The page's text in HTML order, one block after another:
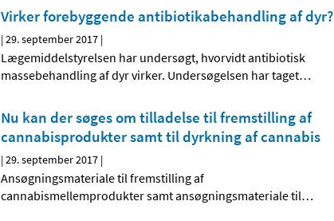
Virker forebyggende antibiotikabehandling af dyr?
|29. september 2017 |
Lægemiddelstyrelsen har undersøgt, hvorvidt antibiotisk
massebehandling af dyr virker. Undersøgelsen har taget…
Nu kan der søges om tilladelse til fremstilling af
cannabisprodukter samt til dyrkning af cannabis
|29. september 2017 |
Ansøgningsmateriale til fremstilling af
cannabismellemprodukter samt ansøgningsmateriale til…